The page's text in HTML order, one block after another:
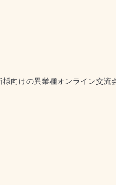
向けの異業種オンライン交流